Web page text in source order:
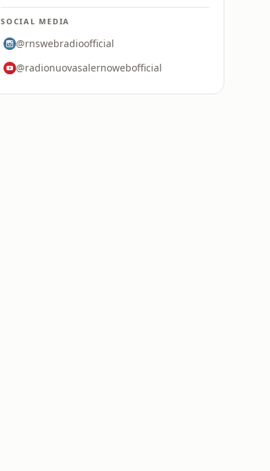
SOCIAL MEDIA
@rnswebradioofficial
@radionuovasalernowebofficial